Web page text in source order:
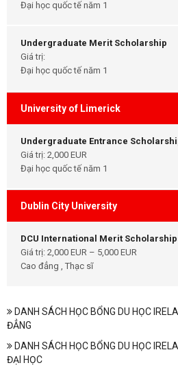
Đại học quốc tế năm 1
Undergraduate Merit Scholarship
Giá trị:
Đại học quốc tế năm 1
University of Limerick
Undergraduate Entrance
Giá trị: 2,000 EUR
Đại học quốc tế năm 1
Dublin City University
DCU International Merit
Giá trị: 2,000 EUR – 5,000 EUR
Cao đẳng , Thạc sĩ
DANH SÁCH HỌC BỔNG DU HỌC
ĐẲNG
DANH SÁCH HỌC BỔNG DU HỌC
ĐẠI HỌC